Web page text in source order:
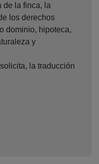
de la finca, la
los derechos
dominio, hipoteca,
y
la traducción
nueva